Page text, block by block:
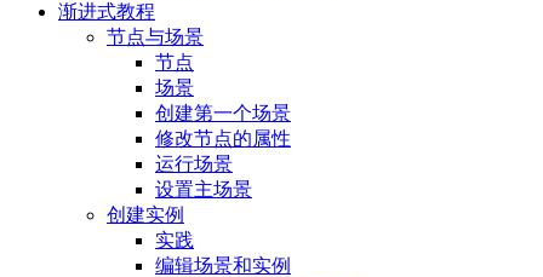
渐进式教程
节点与场景
节点
场景
创建第一个场景
修改节点的属性
运行场景
设置主场景
创建实例
实践
编辑场景和实例